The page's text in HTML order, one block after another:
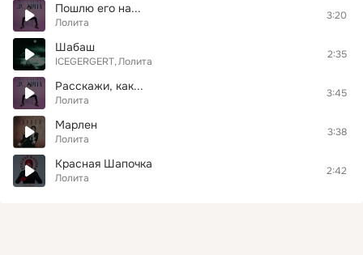
Пошлю его на...
Лолита
3:20
Шабаш
ICEGERGERT Лолита
2:35
Расскажи, как...
Лолита
3:45
Марлен
Лолита
3:38
Красная Шапочка
Лолита
2:42